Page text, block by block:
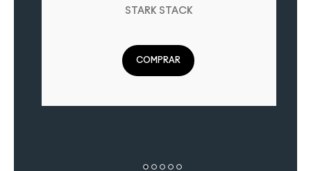
STARK STACK
COMPRAR